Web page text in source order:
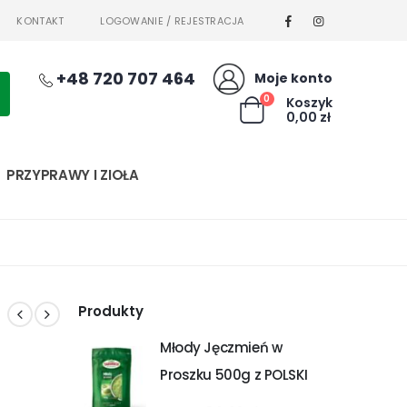
KONTAKT LOGOWANIE / REJESTRACJA
+48 720 707 464 Moje konto
0
Koszyk
0,00 zł
PRZYPRAWY I ZIOŁA
Produkty
Młody Jęczmień w
Proszku 500g z POLSKI
NATURALNY TAR-